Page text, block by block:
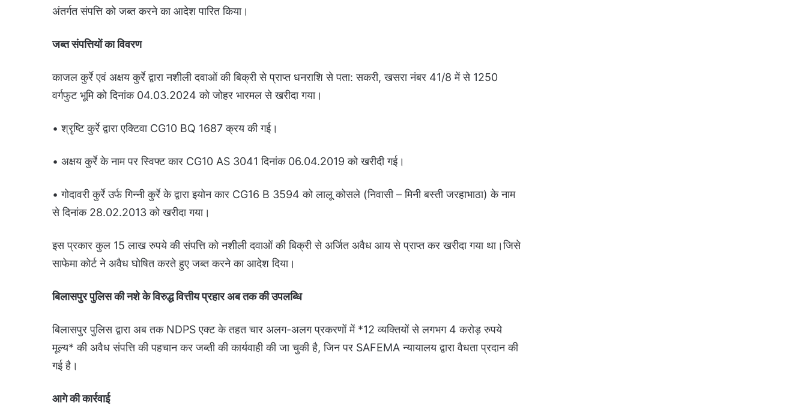
अंतर्गत संपत्ति को जब्त करने का आदेश पारित किया।
जब्त संपत्तियों का विवरण
काजल कुर्रे एवं अक्षय कुर्रे द्वारा नशीली दवाओं की बिक्री से प्राप्त धनराशि से पता: सकरी, खसरा नंबर 41/8 में से 1250
वर्गफुट भूमि को दिनांक 04.03.2024 को जोहर भारमल से खरीदा गया।
• श्रृष्टि कुर्रे द्वारा एक्टिवा CG10 BQ 1687 क्रय की गई।
• अक्षय कुर्रे के नाम पर स्विफ्ट कार CG10 AS 3041 दिनांक 06.04.2019 को खरीदी गई।
• गोदावरी कुर्रे उर्फ गिन्नी कुर्रे के द्वारा इयोन कार CG16 B 3594 को लालू कोसले (निवासी – मिनी बस्ती जरहाभाठा) के नाम
से दिनांक 28.02.2013 को खरीदा गया।
इस प्रकार कुल 15 लाख रुपये की संपत्ति को नशीली दवाओं की बिक्री से अर्जित अवैध आय से प्राप्त कर खरीदा गया था।जिसे
साफेमा कोर्ट ने अवैध घोषित करते हुए जब्त करने का आदेश दिया।
बिलासपुर पुलिस की नशे के विरुद्ध वित्तीय प्रहार अब तक की उपलब्धि
बिलासपुर पुलिस द्वारा अब तक NDPS एक्ट के तहत चार अलग-अलग प्रकरणों में *12 व्यक्तियों से लगभग 4 करोड़ रुपये
मूल्य* की अवैध संपत्ति की पहचान कर जब्ती की कार्यवाही की जा चुकी है, जिन पर SAFEMA न्यायालय द्वारा वैधता प्रदान की
गई है।
आगे की कार्रवाई